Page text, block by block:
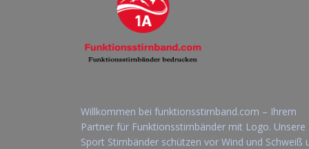
Willkommen bei funktionsstirnband.com – Ihrem
Partner für Funktionsstirnbänder mit Logo. Unsere
Sport Stirnbänder schützen vor Wind und Schweiß